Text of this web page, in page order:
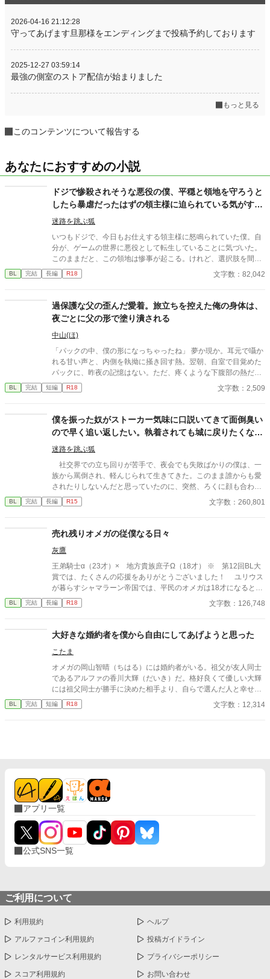
2026-04-16 21:12:28
守ってあげます旦那様をエンディングまで投稿予約しております
2025-12-27 03:59:14
最強の側室のストア配信が始まりました
もっと見る
このコンテンツについて報告する
あなたにおすすめの小説
ドジで惨殺されそうな悪役の僕、平穏と領地を守ろうと
したら暴虐だったはずの領主様に迫られている気がす
る……僕がいらないなら詰め寄らないでくれ！
迷路を跳ぶ狐
いつもドジで、今日もお仕えする領主様に怒鳴られていた僕。自
分が、ゲームの世界に悪役として転生していることに気づいた。
このままだと、この領地は惨事が起こる。けれど、選択肢を間違
えば、領地は助かっても王国が潰れる。そんな未来が怖くて動き
出した僕だけど、すでに領地も王城も策略だらけ。その上、冷酷
が欲しいだけなのに！ 僕のこと、いらないんじゃなかった
の！？ 惨劇が怖いので先に城を守りましょう！
BL 完結 長編 R18 文字数：82,042
過保護な父の歪んだ愛着。旅立ちを控えた俺の身体は、
夜ごとに父の形で塗り潰される
中山(ほ)
「パックの中、僕の形になっちゃったね」 夢か現か。耳元で囁か
れる甘い声と、内側を執拗に掻き回す熱。翌朝、自室で目覚めた
パックに、昨夜の記憶はない。ただ、疼くような下腹部の熱だけ
が残っていた。 相談しようと向かった相手こそが、自分を侵食し
ている張本人だとも知らずに、パックは父の部屋の扉を開く。 こ
BL 完結 短編 R18 文字数：2,509
僕を振った奴がストーカー気味に口説いてきて面倒臭い
ので早く追い返したい。執着されても城に戻りたくなん
てないんです！
迷路を跳ぶ狐
社交界での立ち回りが苦手で、夜会でも失敗ばかりの僕は、一
族から罵倒され、軽んじられて生きてきた。このまま誰からも愛
されたりしないんだと思っていたのに、突然、ろくに顔も合わせ
てくれない公爵家の宰相様と婚約することになってしまう。 だ
けど、婚約なんて名ばかりで、会話を交わすことはなく、同じ王
に立ちたくて頑張ったつもりだった。夜遅くまで魔法のことを学
び、必要な魔法も身につけ、正式に婚約が発表される日を楽しみ
にしていた。 けれど、ある日僕は、公爵家と王家を害そうとし
ているのではないかと疑われてしまう。 否定しても誰も聞いて
くれない。それが原因で婚約するという話もなくなり、僕は幽閉
されることが決まる。 ほとんど話したことすらない、僕の婚約
わさないまま、「婚約は考え直すことになった」とだけ告げて去
だ…… 全てを諦めて、王都からは遠い、幽閉の砦に連れてこら
れた僕は、そこで新たな生活を始める。食事を用意したり、荒れ
たのに、その後も貴族たちの争いに巻き込まれるし、何度も宰相
様にも会うことになってしまう。何なんだ……僕はここが気に入
っているし、のんびり暮らしたいだけなんです！ 僕に構ってな
いで諦めてください！ ＊残酷な描写があり、攻め（宰相）が受け
BL 完結 長編 R15 文字数：260,801
売れ残りオメガの従僕なる日々
灰鷹
王弟騎士α（23才）× 地方貴族庶子Ω（18才） ※ 第12回BL大
賞では、たくさんの応援をありがとうございました！ ユリウス
が暮らすシャマラーン帝国では、平民のオメガは18才になると、
宮廷で開かれる選定の儀に参加することが義務付けられている。
王族の妾となるオメガを選ぶためのその儀式に参加し、誰にも選
の疑いがあるため、身辺を探るように」という密命を受け、オメ
ガ嫌いと噂される第３王弟ラインハルトの従僕になった。 無口
で無愛想な彼の優しい一面を知り、任務とは裏腹にラインハルト
に惹かれていくユリウスであったが、働き始めて3カ月が過ぎた
ところで第３王弟殿下が辺境伯令嬢の婿養子になるという噂を聞
き、従僕も解雇される。
BL 完結 長編 R18 文字数：126,748
大好きな婚約者を僕から自由にしてあげようと思った
こたま
オメガの岡山智晴（ちはる）には婚約者がいる。祖父が友人同士
であるアルファの香川大輝（だいき）だ。格好良くて優しい大輝
には祖父同士が勝手に決めた相手より、自らで選んだ人と幸せに
なって欲しい。自分との婚約から解放して自由にしてあげようと
思ったのだが…。ハッピーエンドオメガバースBLです。最後にお
BL 完結 短編 R18 文字数：12,314
アプリ一覧
公式SNS一覧
ご利用について
利用規約 ヘルプ
アルファコイン利用規約 投稿ガイドライン
レンタルサービス利用規約 プライバシーポリシー
スコア利用規約 お問い合わせ